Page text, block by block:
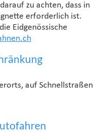
zu achten, dass in
erforderlich ist.
Eidgenössische
auf Schnellstraßen